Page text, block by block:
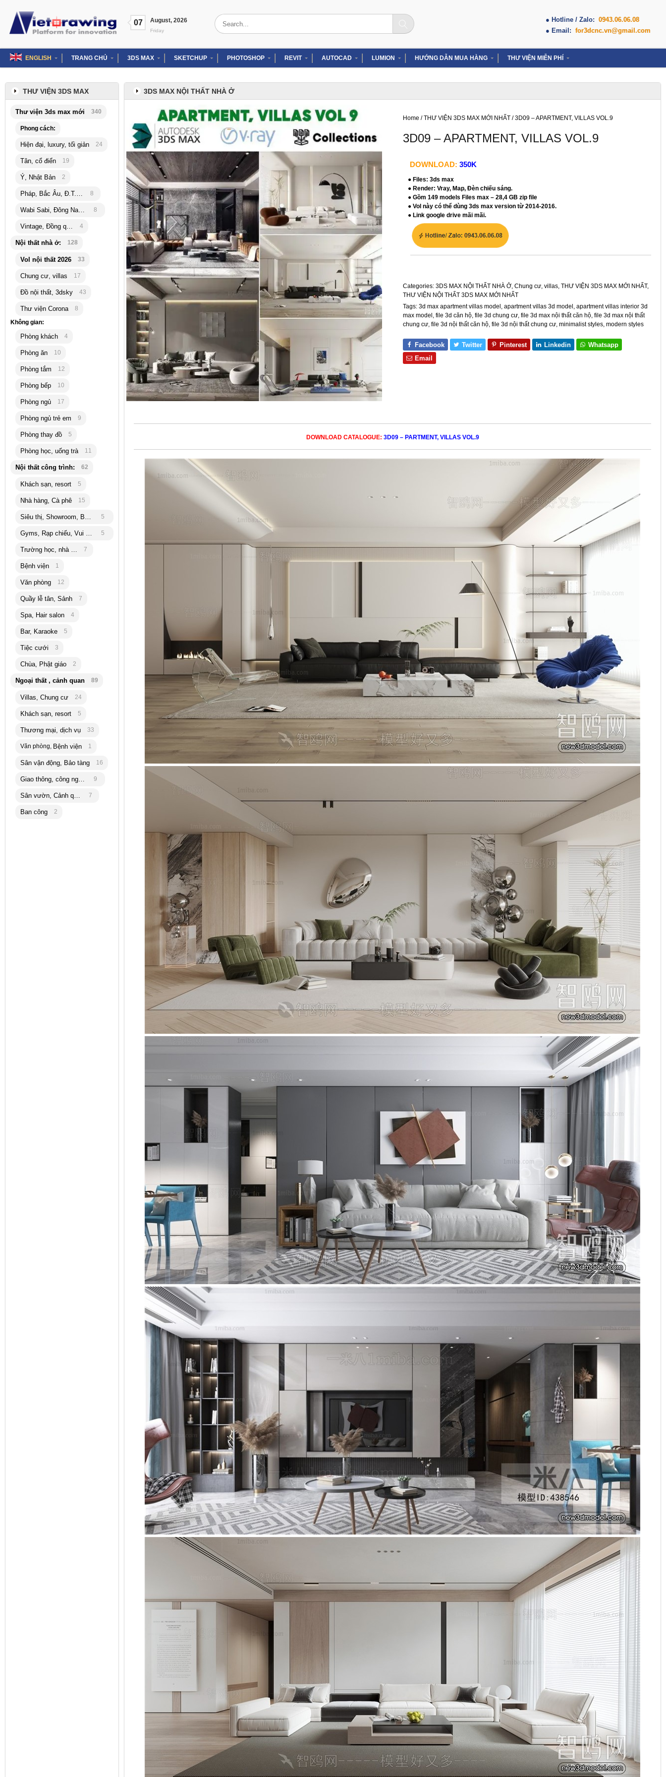
content
07 August, 2026
Friday
Search
for:
● Hotline / Zalo: 0943.06.06.08
● Email: for3dcnc.vn@gmail.com
ENGLISH TRANG CHỦ 3DS MAX SKETCHUP PHOTOSHOP REVIT AUTOCAD LUMION HƯỚNG DẪN MUA HÀNG THƯ VIỆN MIỄN PHÍ
3DS MAX NỘI THẤT NHÀ Ở
Home /THƯ VIỆN 3DS MAX MỚI NHẤT / 3D09 – APARTMENT, VILLAS VOL.9
3D09 – APARTMENT, VILLAS VOL.9
DOWNLOAD: 350K
● Files: 3ds max
● Render: Vray, Map, Đèn chiếu sáng.
● Gồm 149 models Files max – 28,4 GB zip file
● Vol này có thể dùng 3ds max version từ 2014-2016.
● Link google drive mãi mãi.
Categories:3DS MAX NỘI THẤT NHÀ Ở,Chung cư, villas,THƯ VIỆN 3DS MAX MỚI NHẤT,
THƯ VIỆN NỘI THẤT 3DS MAX MỚI NHẤT
Tags:3d max apartment villas model ,apartment villas 3d model ,apartment villas interior 3d
max model ,file 3d căn hộ,file 3d chung cư,file 3d max nội thất căn hộ,file 3d max nội thất
chung cư,file 3d nội thất căn hộ,file 3d nội thất chung cư,minimalist styles,modern styles
Facebook Twitter Pinterest Linkedin
Whatsapp
Email
DOWNLOAD CATALOGUE: 3D09 – PARTMENT, VILLAS VOL.9
THƯ VIỆN 3DS MAX
Thư viện 3ds max mới 340
Phong cách:
Hiện đại, luxury, tối giản 24
Tân, cổ điển 19
Ý, Nhật Bản 2
Pháp, Bắc Âu, Đ.T.Hải 8
Wabi Sabi, Đông Nam Á 8
Vintage, Đồng quê 4
Nội thất nhà ở: 128
Vol nội thất 2026 33
Chung cư, villas 17
Đồ nội thất, 3dsky 43
Thư viện Corona
8
Không gian:
Phòng khách 4
Phòng ăn 10
Phòng tắm 12
Phòng bếp 10
Phòng ngủ 17
Phòng ngủ trẻ em 9
Phòng thay đồ 5
Phòng học, uống trà 11
Nội thất công trình: 62
Khách sạn, resort 5
Nhà hàng, Cà phê 15
Siêu thị, Showroom, Bán lẽ 5
Gyms, Rạp chiếu, Vui chơi 5
Trường học, nhà trẻ 7
Bệnh viện 1
Văn phòng 12
Quầy lễ tân, Sảnh 7
Spa, Hair salon 4
Bar, Karaoke 5
Tiệc cưới 3
Chùa, Phật giáo 2
Ngoại thất , cảnh quan 89
Villas, Chung cư 24
Khách sạn, resort 5
Thương mại, dịch vụ 33
Văn phòng, Bệnh viện 1
Sân vận động, Bảo tàng 16
Giao thông, công nghiệp 9
Sân vườn, Cảnh quan 7
Ban công 2